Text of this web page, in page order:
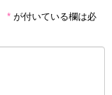
* が付いている欄は必